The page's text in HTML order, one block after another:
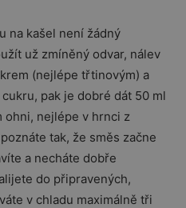
na kašel není žádný
už zmíněný odvar, nálev
(nejlépe třtinovým) a
pak je dobré dát 50 ml
ohni, nejlépe v hrnci z
tak, že směs začne
a necháte dobře
do připravených,
v chladu maximálně tři